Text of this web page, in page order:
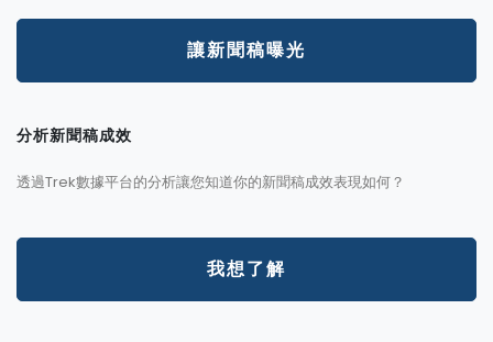
讓新聞稿曝光
分析新聞稿成效
透過Trek數據平台的分析讓您知道你的新聞稿成效表現如何？
我想了解